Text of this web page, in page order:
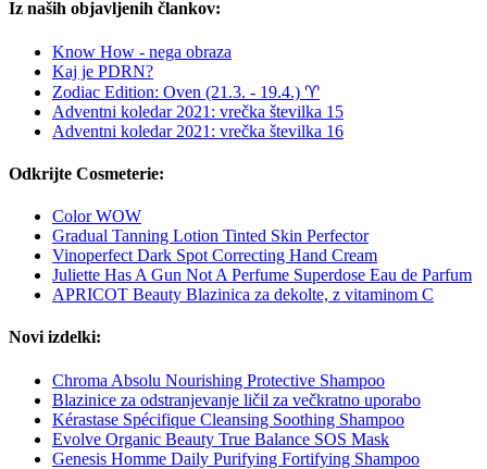
Iz naših objavljenih člankov:
Know How - nega obraza
Kaj je PDRN?
Zodiac Edition: Oven (21.3. - 19.4.) ♈︎
Adventni koledar 2021: vrečka številka 15
Adventni koledar 2021: vrečka številka 16
Odkrijte Cosmeterie:
Color WOW
Gradual Tanning Lotion Tinted Skin Perfector
Vinoperfect Dark Spot Correcting Hand Cream
Juliette Has A Gun Not A Perfume Superdose Eau de Parfum
APRICOT Beauty Blazinica za dekolte, z vitaminom C
Novi izdelki:
Chroma Absolu Nourishing Protective Shampoo
Blazinice za odstranjevanje ličil za večkratno uporabo
Kérastase Spécifique Cleansing Soothing Shampoo
Evolve Organic Beauty True Balance SOS Mask
Genesis Homme Daily Purifying Fortifying Shampoo